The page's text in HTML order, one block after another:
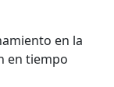
en la
en tiempo